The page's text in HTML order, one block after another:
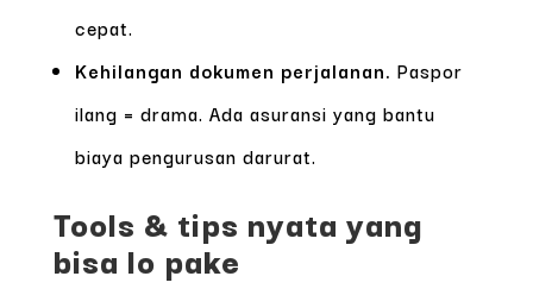
cepat.
Kehilangan dokumen perjalanan. Paspor
ilang = drama. Ada asuransi yang bantu
biaya pengurusan darurat.
Tools & tips nyata yang
bisa lo pake